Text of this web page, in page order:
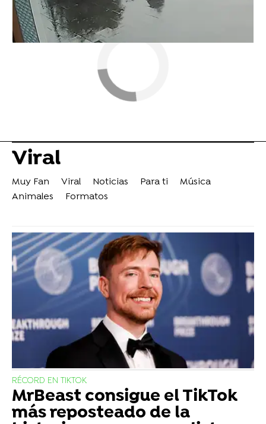
Viral
Muy Fan Viral Noticias Para ti
Música
Animales
Formatos
RÉCORD EN TIKTOK
MrBeast consigue el TikTok
más reposteado de la